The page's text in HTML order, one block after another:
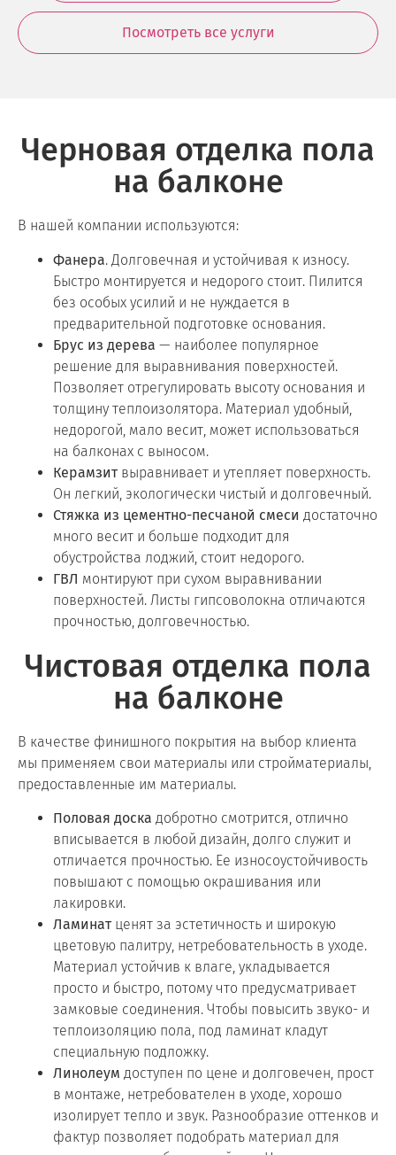
Посмотреть все услуги
Черновая отделка пола
на балконе
В нашей компании используются:
Фанера. Долговечная и устойчивая к износу.
Быстро монтируется и недорого стоит. Пилится
без особых усилий и не нуждается в
предварительной подготовке основания.
Брус из дерева — наиболее популярное
решение для выравнивания поверхностей.
Позволяет отрегулировать высоту основания и
толщину теплоизолятора. Материал удобный,
недорогой, мало весит, может использоваться
на балконах с выносом.
Керамзитвыравнивает и утепляет поверхность.
Он легкий, экологически чистый и долговечный.
Стяжка из цементно-песчаной смеси достаточно
много весит и больше подходит для
обустройства лоджий, стоит недорого.
ГВЛ монтируют при сухом выравнивании
поверхностей. Листы гипсоволокна отличаются
прочностью, долговечностью.
Чистовая отделка пола
на балконе
В качестве финишного покрытия на выбор клиента
мы применяем свои материалы или стройматериалы,
предоставленные им материалы.
Половая доска добротно смотрится, отлично
вписывается в любой дизайн, долго служит и
отличается прочностью. Ее износоустойчивость
повышают с помощью окрашивания или
лакировки.
Ламинатценят за эстетичность и широкую
цветовую палитру, нетребовательность в уходе.
Материал устойчив к влаге, укладывается
просто и быстро, потому что предусматривает
замковые соединения. Чтобы повысить звуко- и
теплоизоляцию пола, под ламинат кладут
специальную подложку.
Линолеум доступен по цене и долговечен, прост
в монтаже, нетребователен в уходе, хорошо
изолирует тепло и звук. Разнообразие оттенков и
фактур позволяет подобрать материал для